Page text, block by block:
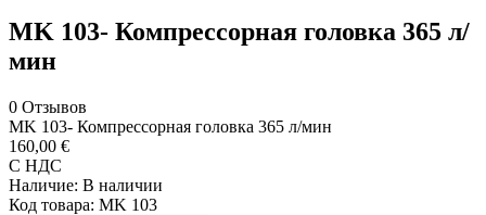
MK 103- Компрессорная головка 365 л/
мин
0 Отзывов
MK 103- Компрессорная головка 365 л/мин
160,00 €
С НДС
Наличие: В наличии
Код товара: MK 103